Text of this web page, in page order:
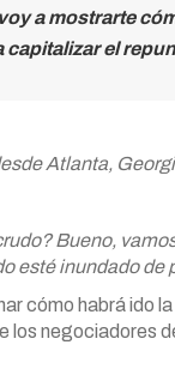
a mostrarte
capitalizar el
Atlanta,
Bueno,
esté inundado de
cómo habrá ido
los negociadores